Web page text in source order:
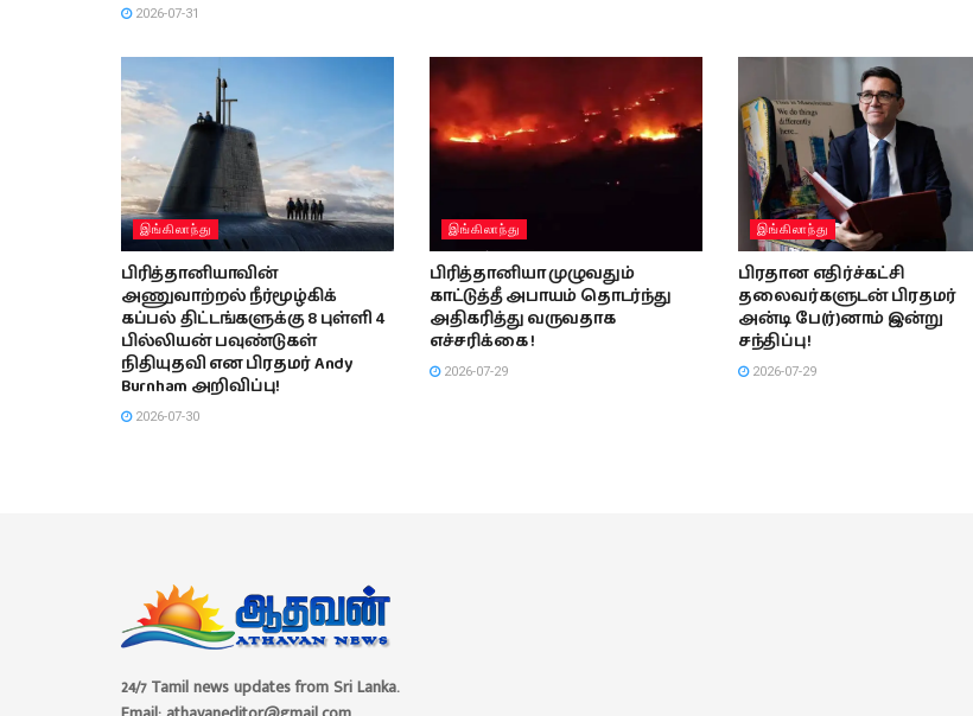
2026-07-31
இங்கிலாந்து
பிரித்தானியாவின்
அணுவாற்றல் நீர்மூழ்கிக்
கப்பல் திட்டங்களுக்கு 8 புள்ளி 4
பில்லியன் பவுண்டுகள்
நிதியுதவி என பிரதமர் Andy
Burnham அறிவிப்பு!
2026-07-30
இங்கிலாந்து
பிரித்தானியா முழுவதும்
காட்டுத்தீ அபாயம் தொடர்ந்து
அதிகரித்து வருவதாக
எச்சரிக்கை !
2026-07-29
இங்கிலாந்து
பிரதான எதிர்ச்கட்சி
தலைவர்களுடன் பிரதமர்
அன்டி பே(ர்)னாம் இன்று
சந்திப்பு!
2026-07-29
24/7 Tamil news updates from Sri Lanka.